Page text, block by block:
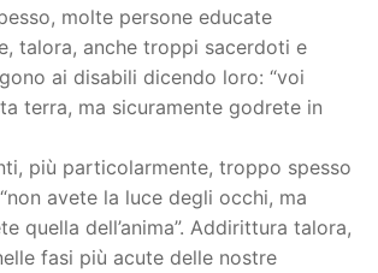
molte persone educate
talora, anche troppi sacerdoti e
ai disabili dicendo loro: “voi
terra, ma sicuramente godrete in
più particolarmente, troppo spesso
avete la luce degli occhi, ma
quella dell’anima”. Addirittura talora,
fasi più acute delle nostre